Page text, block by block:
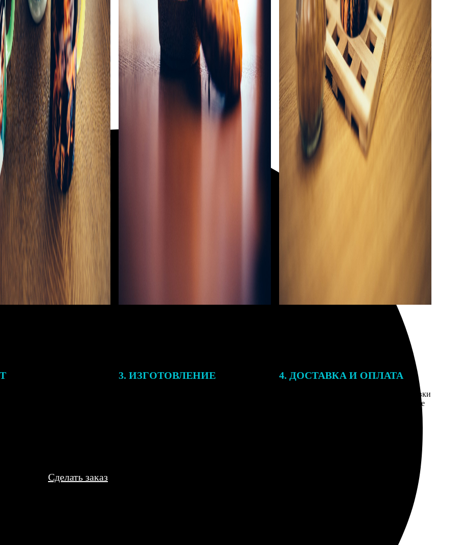
3. ИЗГОТОВЛЕНИЕ 4. ДОСТАВКА И ОПЛАТА
Введите адрес и выберите способ доставки
заказа. Если у вас есть промокод, введите
Сделать заказ